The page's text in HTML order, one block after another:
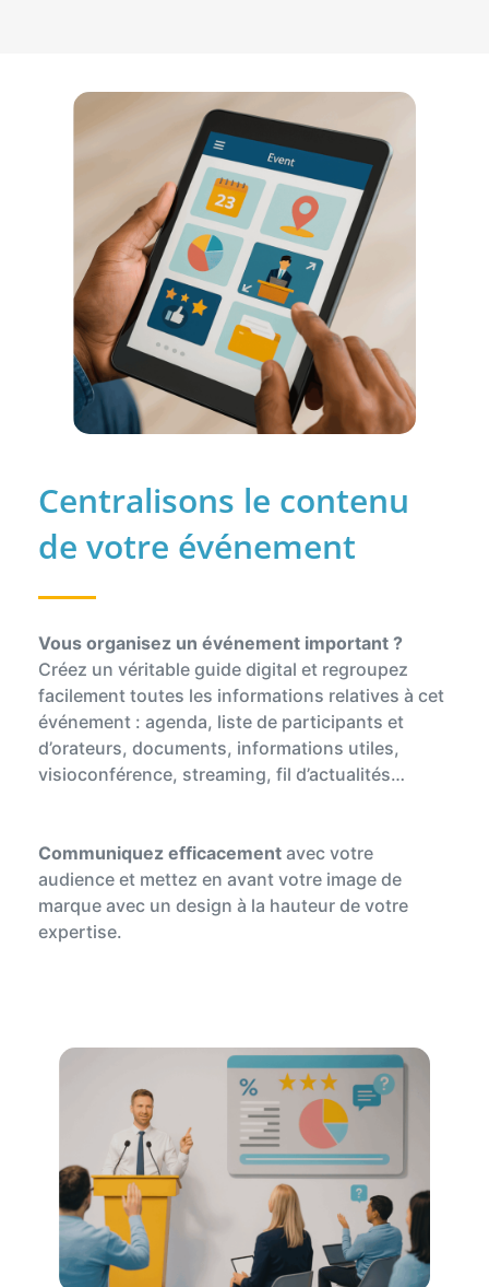
Centralisons le contenu
de votre événement
Vous organisez un événement important ?
Créez un véritable guide digital et regroupez
facilement toutes les informations relatives à cet
événement : agenda, liste de participants et
d’orateurs, documents, informations utiles,
visioconférence, streaming, fil d’actualités…
Communiquez efficacement avec votre
audience et mettez en avant votre image de
marque avec un design à la hauteur de votre
expertise.